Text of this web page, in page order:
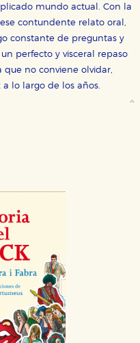
mundo actual. Con la
contundente relato oral,
constante de preguntas y
perfecto y visceral repaso
que no conviene olvidar,
lo largo de los años.